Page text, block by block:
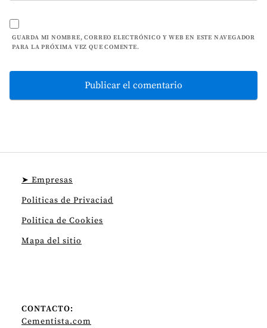
GUARDA MI NOMBRE, CORREO ELECTRÓNICO Y WEB EN ESTE NAVEGADOR
PARA LA PRÓXIMA VEZ QUE COMENTE.
➤ Empresas
Politicas de Privaciad
Politica de Cookies
Mapa del sitio
CONTACTO:
Cementista.com